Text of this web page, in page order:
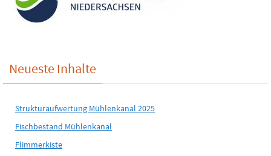
Neueste Inhalte
Strukturaufwertung Mühlenkanal 2025
Fischbestand Mühlenkanal
Flimmerkiste